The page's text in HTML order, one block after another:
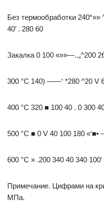
Без термообработки 240*»»
40’ . 280 60
Закалка 0 100 «»»—..„^200
300 °С 140) ——‘ *280 ^20 V
400 °С 320 ■ 100 40 . 0 300
500 °С ■ 0 V 40 100 180
600 °С » .200 340 40 340 100′
Примечание. Цифрами на
МПа.